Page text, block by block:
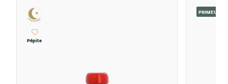
Pépite
PRIMEUR